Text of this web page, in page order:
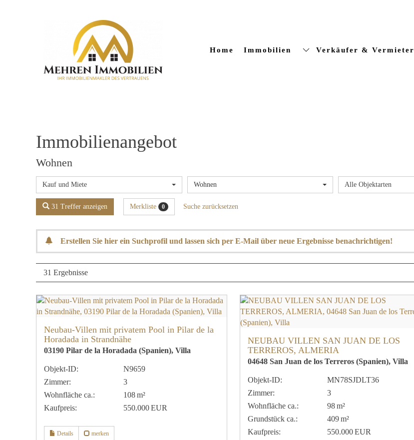
Home Immobilien Verkäufer & Vermieter
Immobilien­angebot
Wohnen
Kauf und Miete Wohnen Alle Objektarten
31 Treffer anzeigen Merkliste 0 Suche zurücksetzen
Erstellen Sie hier ein Suchprofil und lassen sich per E-Mail über neue Ergebnisse benachrichtigen!
31 Ergebnisse
Neubau-Villen mit privatem Pool in Pilar de la
Horadada in Strandnähe
03190 Pilar de la Horadada (Spanien), Villa
Objekt-ID:
N9659
Zimmer:
3
Wohnfläche ca.:
108 m²
Kaufpreis:
550.000 EUR
Details merken
NEUBAU VILLEN SAN JUAN DE LOS
TERREROS, ALMERIA
04648 San Juan de los Terreros (Spanien), Villa
Objekt-ID:
MN78SJDLT36
Zimmer:
3
Wohnfläche ca.:
98 m²
Grund­stück ca.:
409 m²
Kaufpreis:
550.000 EUR